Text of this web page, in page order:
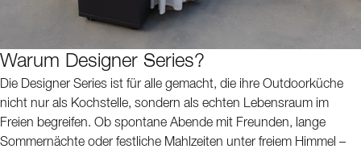
Warum Designer Series?
Die Designer Series ist für alle gemacht, die ihre Outdoorküche
nicht nur als Kochstelle, sondern als echten Lebensraum im
Freien begreifen. Ob spontane Abende mit Freunden, lange
Sommernächte oder festliche Mahlzeiten unter freiem Himmel –